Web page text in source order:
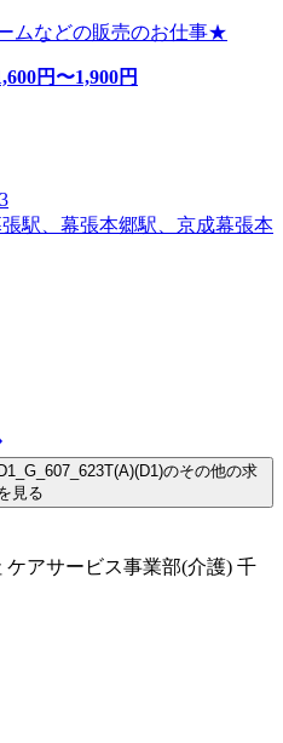
ムなどの販売のお仕事★
円〜1,900円
駅、幕張本郷駅、京成幕張本
のその他の求
見る
アサービス事業部(介護) 千